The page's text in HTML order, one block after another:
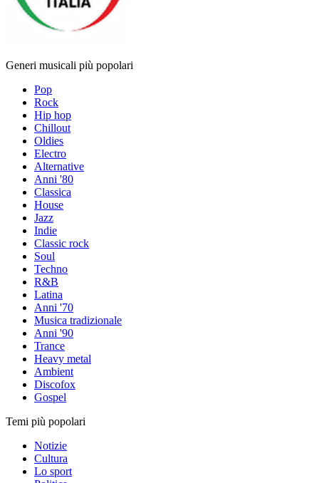
Generi musicali più popolari
Pop
Rock
Hip hop
Chillout
Oldies
Electro
Alternative
Anni '80
Classica
House
Jazz
Indie
Classic rock
Soul
Techno
R&B
Latina
Anni '70
Musica tradizionale
Anni '90
Trance
Heavy metal
Ambient
Discofox
Gospel
Temi più popolari
Notizie
Cultura
Lo sport